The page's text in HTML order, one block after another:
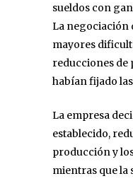
sueldos con
La negociación
mayores
reducciones de
habían fijado
La empresa
establecido,
producción y
mientras que la